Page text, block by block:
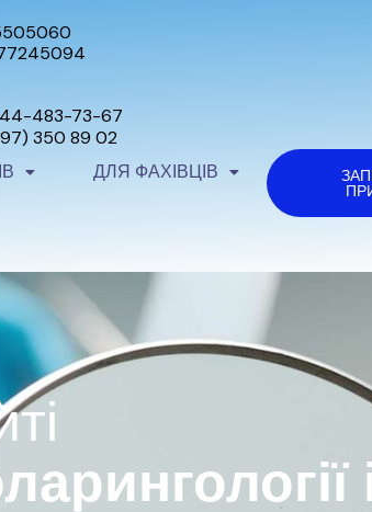
044-483-73-67
350 89 02
ДЛЯ ФАХІВЦІВ